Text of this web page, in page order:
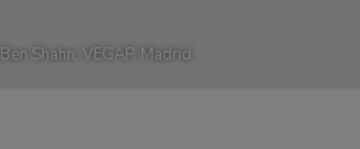
Ben Shahn, VEGAP, Madrid